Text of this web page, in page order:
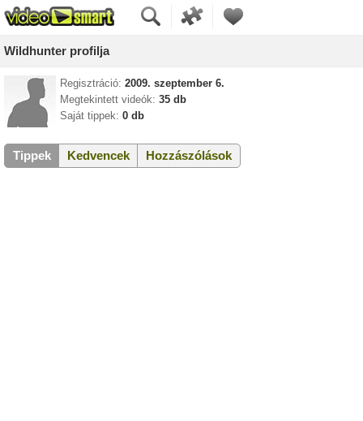
Wildhunter profilja
Regisztráció: 2009. szeptember 6.
Megtekintett videók: 35 db
Saját tippek: 0 db
Tippek Kedvencek Hozzászólások